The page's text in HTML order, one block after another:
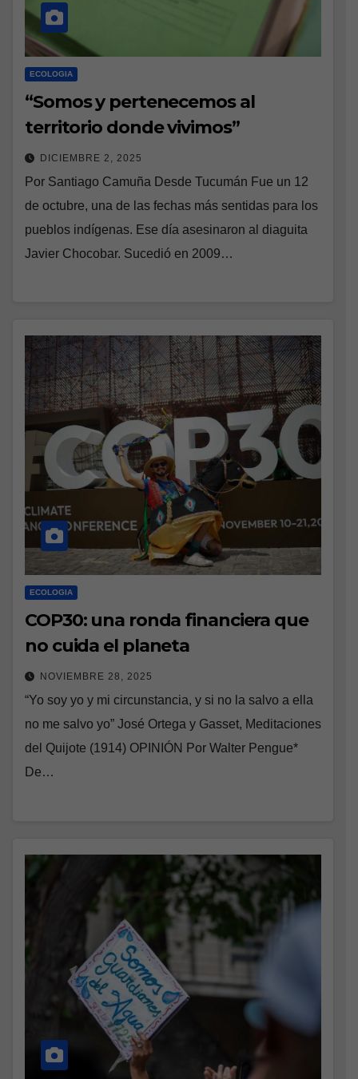
ECOLOGIA
“Somos y pertenecemos al
territorio donde vivimos”
DICIEMBRE 2, 2025
Por Santiago Camuña Desde Tucumán Fue un 12
de octubre, una de las fechas más sentidas para los
pueblos indígenas. Ese día asesinaron al diaguita
Javier Chocobar. Sucedió en 2009…
ECOLOGIA
COP30: una ronda financiera que
no cuida el planeta
NOVIEMBRE 28, 2025
“Yo soy yo y mi circunstancia, y si no la salvo a ella
no me salvo yo” José Ortega y Gasset, Meditaciones
del Quijote (1914) OPINIÓN Por Walter Pengue*
De…